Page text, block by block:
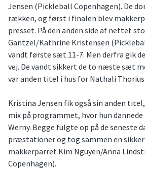
Jensen (Pickleball Copenhagen). De
rækken, og først i finalen blev
presset. På den anden side af nettet
Gantzel/Kathrine Kristensen
vandt første sæt 11-7. Men derfra gik
vej. De vandt sikkert de to næste sæt
var anden titel i hus for Nathali Thorius.
Kristina Jensen fik også sin anden
mix på programmet, hvor hun dannede
Werny. Begge fulgte op på de seneste
præstationer og tog sammen en sikker
makkerparret Kim Nguyen/Anna
Copenhagen).